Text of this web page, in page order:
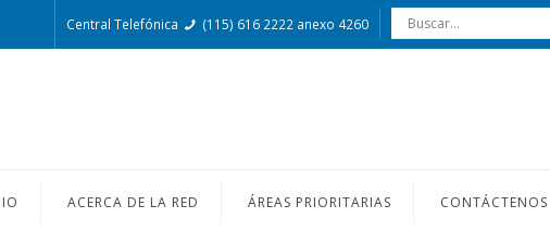
Central Telefónica (115) 616 2222 anexo 4260
ACERCA DE LA RED ÁREAS PRIORITARIAS CONTÁCTENOS